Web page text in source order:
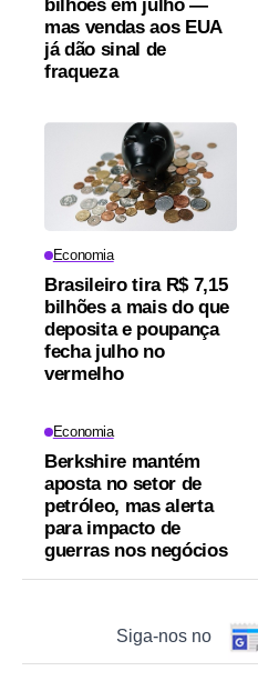
bilhões em julho —
mas vendas aos EUA
já dão sinal de
fraqueza
Economia
Brasileiro tira R$ 7,15
bilhões a mais do que
deposita e poupança
fecha julho no
vermelho
Economia
Berkshire mantém
aposta no setor de
petróleo, mas alerta
para impacto de
guerras nos negócios
Siga-nos no